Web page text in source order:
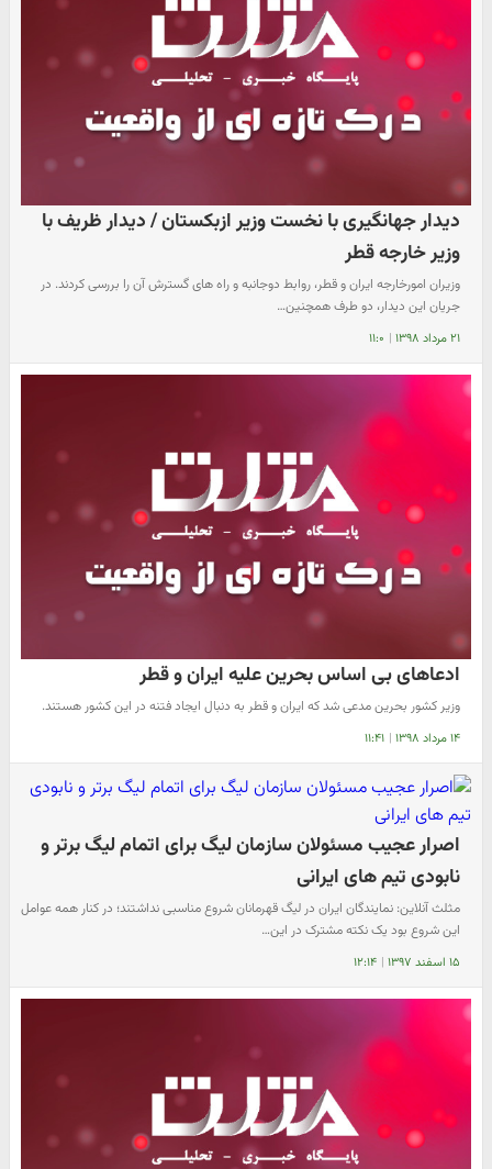
دیدار جهانگیری با نخست وزیر ازبکستان / دیدار ظریف با
وزیر خارجه قطر
وزیران امورخارجه ایران و قطر، روابط دوجانبه و راه های گسترش آن را بررسی کردند. در
جریان این دیدار، دو طرف همچنین…
۲۱ مرداد ۱۳۹۸ | ۱۱:۰
ادعاهای بی اساس بحرین علیه ایران و قطر
​وزیر کشور بحرین مدعی شد که ایران و قطر به دنبال ایجاد فتنه در این کشور هستند.
۱۴ مرداد ۱۳۹۸ | ۱۱:۴۱
اصرار عجیب مسئولان سازمان لیگ برای اتمام لیگ برتر و
نابودی تیم های ایرانی
مثلث آنلاین: نمایندگان ایران در لیگ قهرمانان شروع مناسبی نداشتند؛ در کنار همه عوامل
این شروع بود یک نکته مشترک در این…
۱۵ اسفند ۱۳۹۷ | ۱۲:۱۴